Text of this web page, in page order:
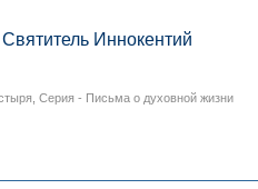
Иннокентий
Серия - Письма о духовной жизни